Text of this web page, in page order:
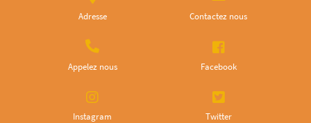
Adresse Contactez nous
Appelez nous Facebook
Instagram Twitter